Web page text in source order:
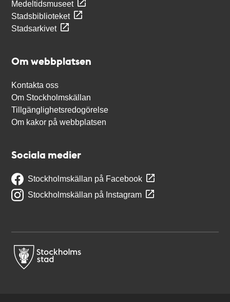
Medeltidsmuseet
Stadsbiblioteket
Stadsarkivet
Om webbplatsen
Kontakta oss
Om Stockholmskällan
Tillgänglighetsredogörelse
Om kakor på webbplatsen
Sociala medier
Stockholmskällan på Facebook
Stockholmskällan på Instagram